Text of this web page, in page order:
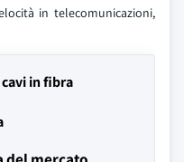
in telecomunicazioni,
in fibra